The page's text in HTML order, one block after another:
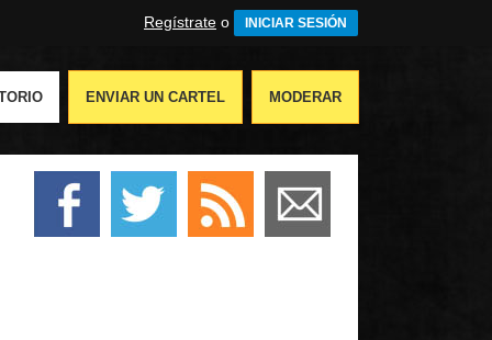
Regístrate o INICIAR SESIÓN
ENVIAR UN CARTEL MODERAR